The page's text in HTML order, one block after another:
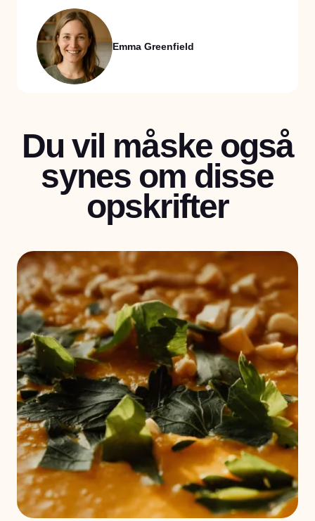
Emma Greenfield
Du vil måske også
synes om disse
opskrifter